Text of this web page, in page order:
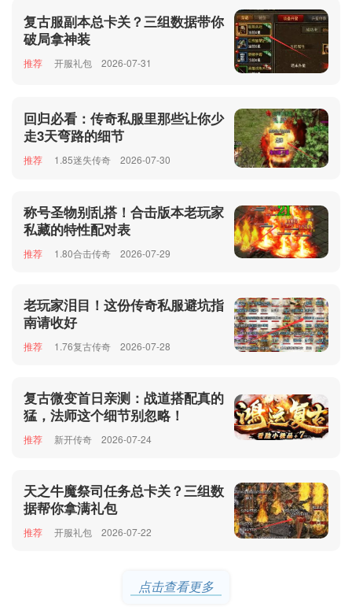
复古服副本总卡关？三组数据带你
破局拿神装
推荐 开服礼包 2026-07-31
回归必看：传奇私服里那些让你少
走3天弯路的细节
推荐 1.85迷失传奇 2026-07-30
称号圣物别乱搭！合击版本老玩家
私藏的特性配对表
推荐 1.80合击传奇 2026-07-29
老玩家泪目！这份传奇私服避坑指
南请收好
推荐 1.76复古传奇 2026-07-28
复古微变首日亲测：战道搭配真的
猛，法师这个细节别忽略！
推荐 新开传奇 2026-07-24
天之牛魔祭司任务总卡关？三组数
据帮你拿满礼包
推荐 开服礼包 2026-07-22
点击查看更多